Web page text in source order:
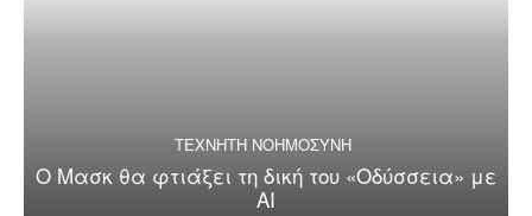
ΤΕΧΝΗΤΗ ΝΟΗΜΟΣΥΝΗ
Ο Μασκ θα φτιάξει τη δική του «Οδύσσεια» με
AI